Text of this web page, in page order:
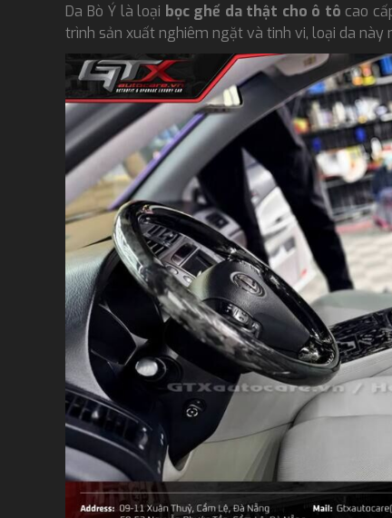
Da Bò Ý là loại bọc ghế da thật cho ô tô cao
trình sản xuất nghiêm ngặt và tinh vi, loại da này